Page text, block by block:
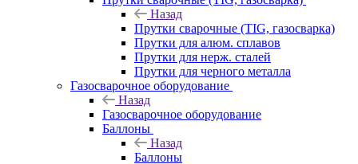
Назад
Прутки сварочные (TIG, газосварка)
Прутки для алюм. сплавов
Прутки для нерж. сталей
Прутки для черного металла
Газосварочное оборудование
Назад
Газосварочное оборудование
Баллоны
Назад
Баллоны